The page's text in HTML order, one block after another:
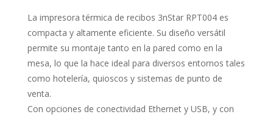
La impresora térmica de recibos 3nStar RPT004 es
compacta y altamente eficiente. Su diseño versátil
permite su montaje tanto en la pared como en la
mesa, lo que la hace ideal para diversos entornos tales
como hotelería, quioscos y sistemas de punto de
venta.
Con opciones de conectividad Ethernet y USB, y con